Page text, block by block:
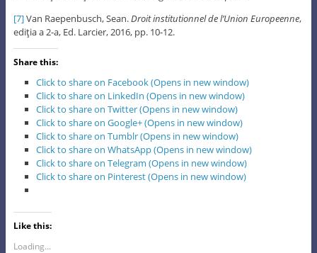
[7]Van Raepenbusch, Sean.Droit institutionnel de l’Union Europeenne,
ediţia a 2-a, Ed. Larcier, 2016, pp. 10-12.
Share this:
Click to share on Facebook (Opens in new window)
Click to share on LinkedIn (Opens in new window)
Click to share on Twitter (Opens in new window)
Click to share on Google+ (Opens in new window)
Click to share on Tumblr (Opens in new window)
Click to share on WhatsApp (Opens in new window)
Click to share on Telegram (Opens in new window)
Click to share on Pinterest (Opens in new window)
Like this:
Loading...